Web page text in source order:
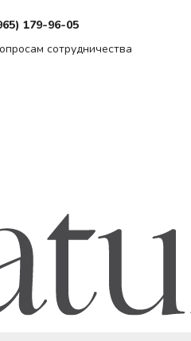
сотрудничества
179-96-05